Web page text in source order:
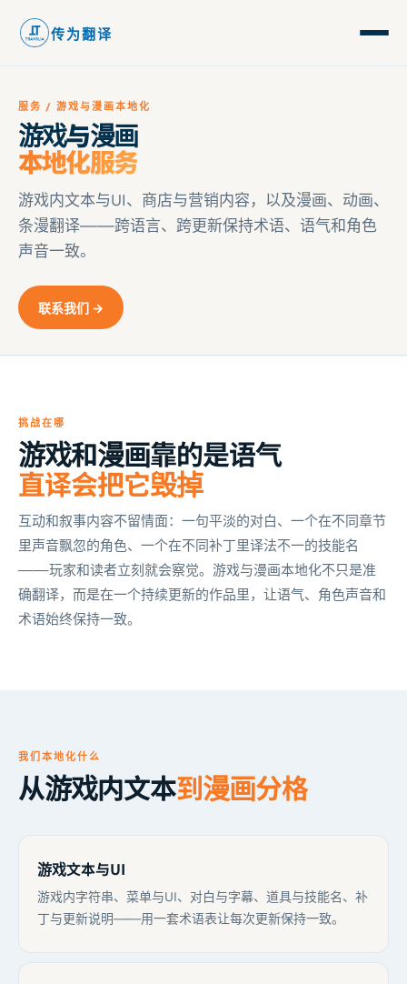
传为翻译
服务 / 游戏与漫画本地化
游戏与漫画
本地化服务
游戏内文本与UI、商店与营销内容，以及漫画、动画、
条漫翻译——跨语言、跨更新保持术语、语气和角色
声音一致。
联系我们 →
挑战在哪
游戏和漫画靠的是语气
直译会把它毁掉
互动和叙事内容不留情面：一句平淡的对白、一个在不同章节
里声音飘忽的角色、一个在不同补丁里译法不一的技能名
——玩家和读者立刻就会察觉。游戏与漫画本地化不只是准
确翻译，而是在一个持续更新的作品里，让语气、角色声音和
术语始终保持一致。
我们本地化什么
从游戏内文本到漫画分格
游戏文本与UI
游戏内字符串、菜单与UI、对白与字幕、道具与技能名、补
丁与更新说明——用一套术语表让每次更新保持一致。